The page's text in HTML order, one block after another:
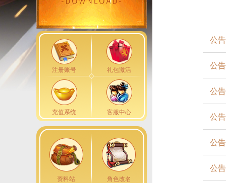
注册账号 礼包激活
充值系统 客服中心
资料站 角色改名
公告
公告
公告
公告
公告
公告